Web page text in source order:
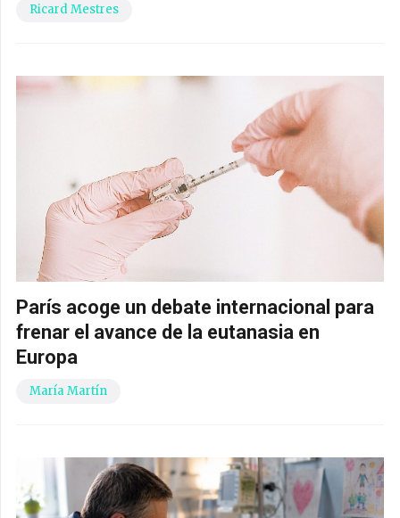
Ricard Mestres
París acoge un debate internacional para
frenar el avance de la eutanasia en
Europa
María Martín